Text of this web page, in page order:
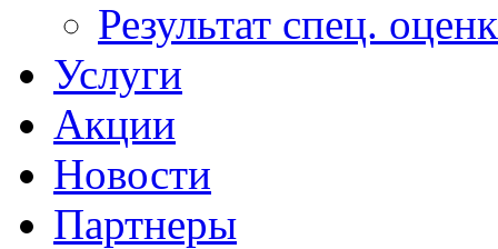
Результат спец.
Услуги
Акции
Новости
Партнеры